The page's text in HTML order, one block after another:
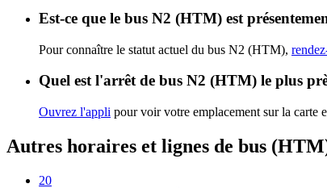
Est-ce que le bus N2 (HTM) est
Pour connaître le statut actuel du bus N2 (HTM),
Quel est l'arrêt de bus N2 (HTM) le plus
Ouvrez l'appli pour voir votre emplacement sur la carte
Autres horaires et lignes de bus
20